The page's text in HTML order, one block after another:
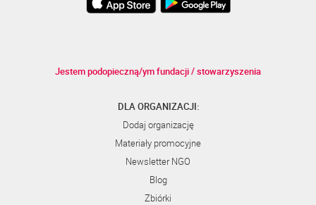
Jestem podopieczną/ym fundacji / stowarzyszenia
DLA ORGANIZACJI:
Dodaj organizację
Materiały promocyjne
Newsletter NGO
Blog
Zbiórki